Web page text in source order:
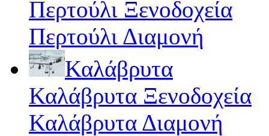
Περτούλι Ξενοδοχεία
Περτούλι Διαμονή
Καλάβρυτα
Καλάβρυτα Ξενοδοχεία
Καλάβρυτα Διαμονή